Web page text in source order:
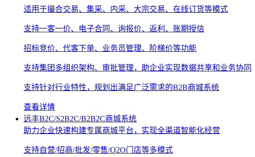
适用于撮合交易、集采、内采、大宗交易、在线订货等模式
支持一客一价、电子合同、询报价、返利、账期授信
招标竞价、代客下单、业务员管理、阶梯价等功能
支持集团多组织架构、审批管理，助企业实现数据共享和业务协同
支持针对行业特性，规划出满足广泛需求的B2B商城系统
查看详情
远丰B2C/S2B2C/B2B2C商城系统
助力企业快速构建专属商城平台，实现全渠道智能化经营
支持自营/招商/批发/零售/O2O门店等多模式